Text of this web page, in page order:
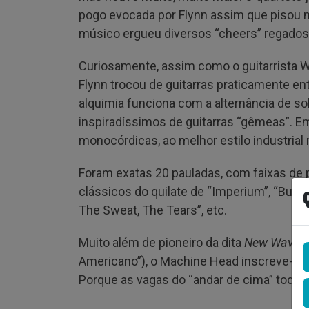
pogo evocada por Flynn assim que pisou
músico ergueu diversos “cheers”
Curiosamente, assim como o guitarrista
Flynn trocou de guitarras praticamente
alquimia funciona com a alternância de
inspiradíssimos de guitarras “gêmeas”.
monocórdicas, ao melhor estilo industrial
Foram exatas 20 pauladas, com faixas
clássicos do quilate de “Imperium”,
The Sweat, The Tears”, etc.
Muito além de pioneiro da dita New Wave
Americano”), o Machine Head inscreve-
Porque as vagas do “andar de cima”